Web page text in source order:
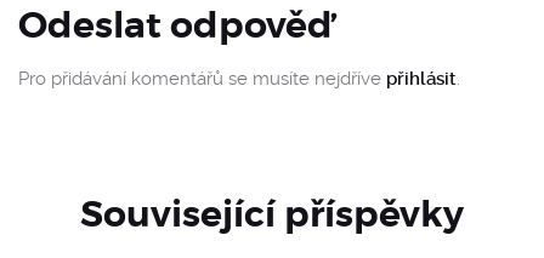
Odeslat odpověď
Pro přidávání komentářů se musíte nejdříve přihlásit.
Související příspěvky